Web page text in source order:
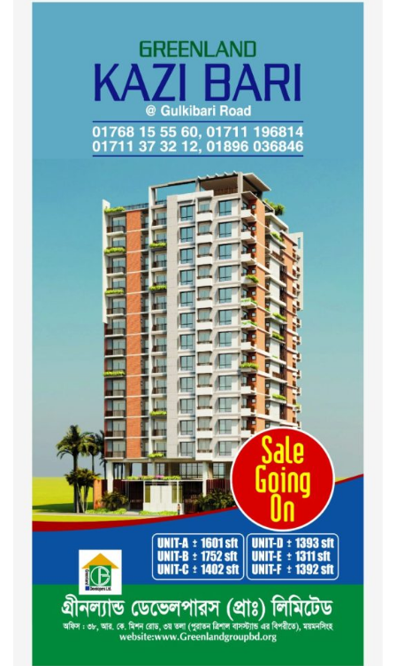
নবিশ মমিন
গণভোটের জনরায় ও জুলাই সনদ
বাস্তবায়নের দাবিতে বিক্ষোভ মিছিল
অনুষ্ঠিত
কুড়িগ্রাম কৃষি বিশ্ববিদ্যালয়ের স্থায়ী
ক্যাম্পাস নির্মাণে ইউজিসির সমন্বয়
সভা অনুষ্ঠিত
শহীদদের অসম্পূর্ণ মিশন সম্পন্ন করে
তবেই আমরা তৃপ্তিভোজন করব-
মুফতি আলী হাসান উসামা
দেশ গড়তে জুলাই জাগরণ’ কর্মসূচির
অংশ হিসেবে এনসিপির জুলাই
পথসভসায়- নাসীরুদ্দীন পাটওয়ারী
ইসলামী ব্যাংক বাংলাদেশ পিলএলসি
ময়মনসিংহ শাখার গ্রাহক সমাবেশ